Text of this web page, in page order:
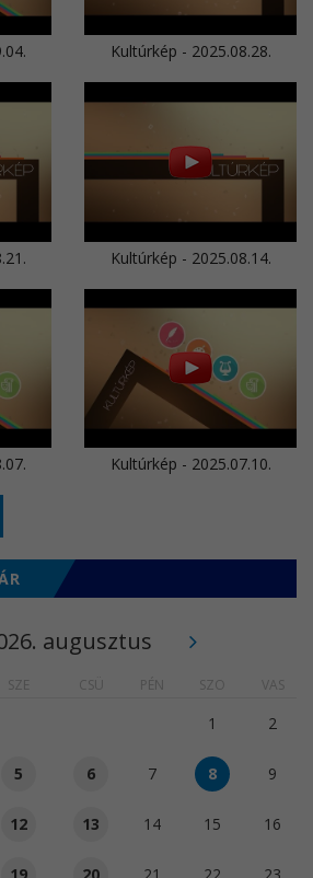
Kultúrkép - 2025.08.28.
Kultúrkép - 2025.08.14.
Kultúrkép - 2025.07.10.
augusztus
SZE CSÜ PÉN SZO VAS
1 2
5 6 7 8 9
12 13 14 15 16